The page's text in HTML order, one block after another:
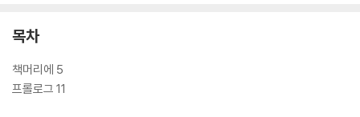
같은 어려운 철학적 개념들을 가급적 쉬운 용어로 설명했다. 또한 플라톤
에서 시작하여 영국 경험론과 대륙 합리론을 거쳐 칸트에 이르는 철학사적
목차
책머리에 5
프롤로그 11